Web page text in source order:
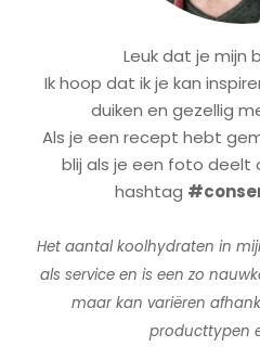
Leuk dat je mijn
Ik hoop dat ik je kan
duiken en gezellig
Als je een recept hebt
blij als je een foto deelt
hashtag
Het aantal koolhydraten in
als service en is een zo
maar kan variëren
producttypen